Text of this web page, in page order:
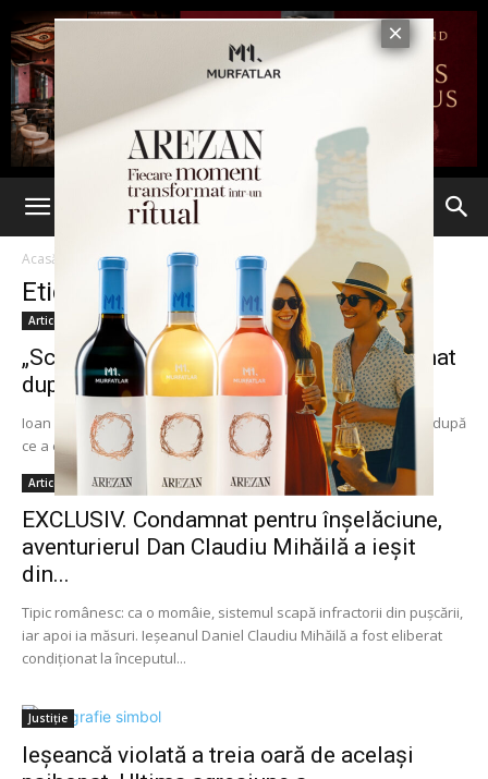
Acasă Etichete Eliberat conditionat
Etichetă: eliberat conditionat
Articole
„Scriitorul” Ioan Becali, eliberat condiționat
după ce a executat mai puțin...
Ioan Becali a fost eliberat condiţionat de către Tribunalul Ilfov, după
ce a executat doi ani şi şase luni de pedeapsa din cei şase...
Articole
EXCLUSIV. Condamnat pentru înșelăciune,
aventurierul Dan Claudiu Mihăilă a ieșit
din...
Tipic românesc: ca o momâie, sistemul scapă infractorii din puşcării,
iar apoi ia măsuri. Ieşeanul Daniel Claudiu Mihăilă a fost eliberat
condiţionat la începutul...
Justiție
Ieșeancă violată a treia oară de același